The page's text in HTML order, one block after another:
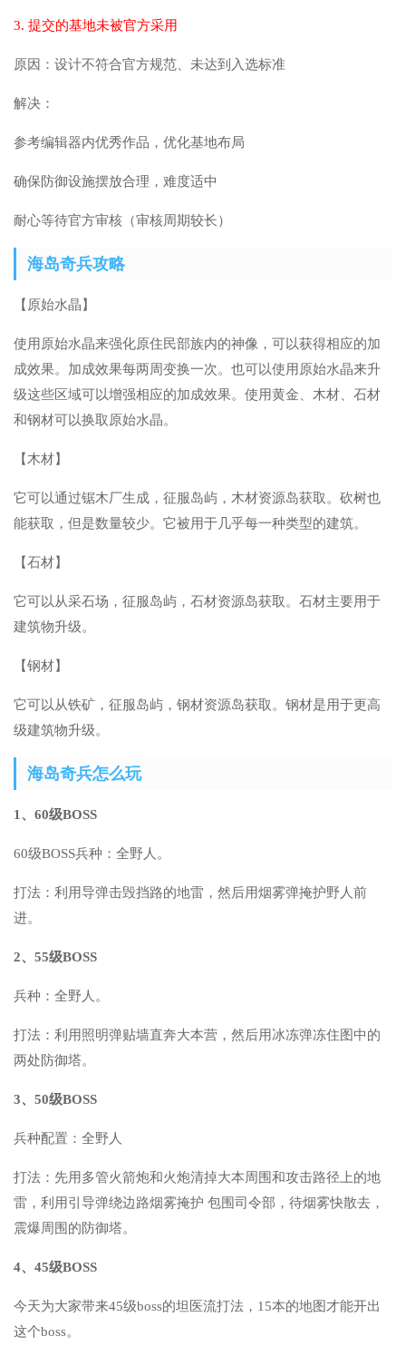
3. 提交的基地未被官方采用
原因：设计不符合官方规范、未达到入选标准
解决：
参考编辑器内优秀作品，优化基地布局
确保防御设施摆放合理，难度适中
耐心等待官方审核（审核周期较长）
海岛奇兵攻略
【原始水晶】
使用原始水晶来强化原住民部族内的神像，可以获得相应的加
成效果。加成效果每两周变换一次。也可以使用原始水晶来升
级这些区域可以增强相应的加成效果。使用黄金、木材、石材
和钢材可以换取原始水晶。
【木材】
它可以通过锯木厂生成，征服岛屿，木材资源岛获取。砍树也
能获取，但是数量较少。它被用于几乎每一种类型的建筑。
【石材】
它可以从采石场，征服岛屿，石材资源岛获取。石材主要用于
建筑物升级。
【钢材】
它可以从铁矿，征服岛屿，钢材资源岛获取。钢材是用于更高
级建筑物升级。
海岛奇兵怎么玩
1、60级BOSS
60级BOSS兵种：全野人。
打法：利用导弹击毁挡路的地雷，然后用烟雾弹掩护野人前
进。
2、55级BOSS
兵种：全野人。
打法：利用照明弹贴墙直奔大本营，然后用冰冻弹冻住图中的
两处防御塔。
3、50级BOSS
兵种配置：全野人
打法：先用多管火箭炮和火炮清掉大本周围和攻击路径上的地
雷，利用引导弹绕边路烟雾掩护 包围司令部，待烟雾快散去，
震爆周围的防御塔。
4、45级BOSS
今天为大家带来45级boss的坦医流打法，15本的地图才能开出
这个boss。